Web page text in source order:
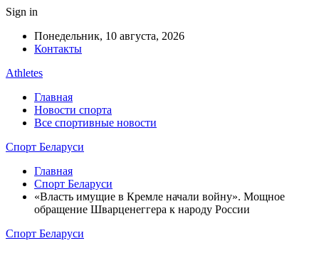
Sign in
Понедельник, 10 августа, 2026
Контакты
Athletes
Главная
Новости спорта
Все спортивные новости
Спорт Беларуси
Главная
Спорт Беларуси
«Власть имущие в Кремле начали войну». Мощное
обращение Шварценеггера к народу России
Спорт Беларуси